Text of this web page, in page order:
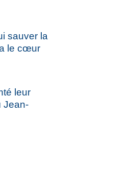
sauver la
le cœur
leur
Jean-